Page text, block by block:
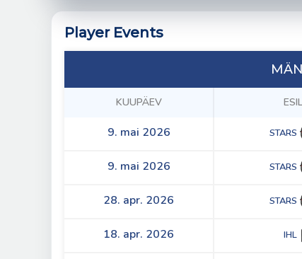
Player Events
KUUPÄEV
9. mai 2026 STARS
9. mai 2026 STARS
28. apr. 2026 STARS
18. apr. 2026 IHL